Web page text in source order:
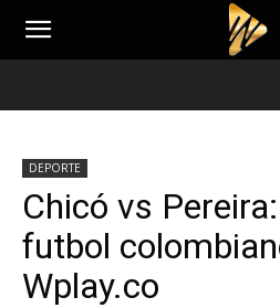
DEPORTE
Chicó vs
futbol
Wplay.co